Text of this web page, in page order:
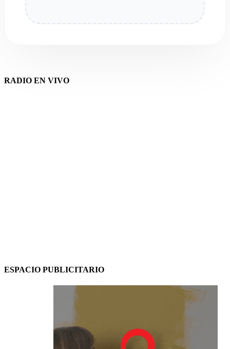
RADIO EN VIVO
ESPACIO PUBLICITARIO